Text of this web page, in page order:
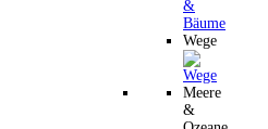
Wege
Meere
&